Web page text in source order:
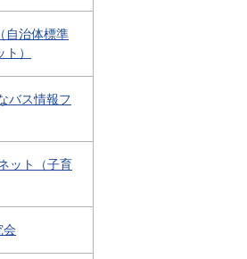
自治体標準
）
バス情報フ
ット（子育
会